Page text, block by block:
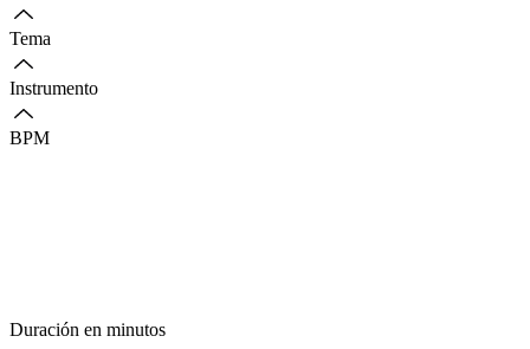
Tema
Instrumento
BPM
Duración en minutos